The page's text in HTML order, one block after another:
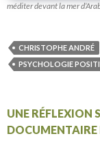
méditer devant la mer
CHRISTOPHE ANDRÉ
PSYCHOLOGIE
UNE RÉFLEXION
DOCUMENTAIRE